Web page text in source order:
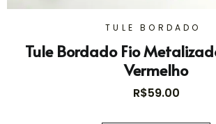
TULE BORDADO
Tule Bordado Fio
Vermelho
R$59.00